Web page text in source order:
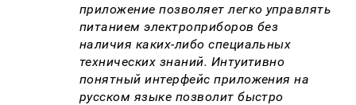
приложение позволяет легко управлять
питанием электроприборов без
наличия каких-либо специальных
технических знаний. Интуитивно
понятный интерфейс приложения на
русском языке позволит быстро